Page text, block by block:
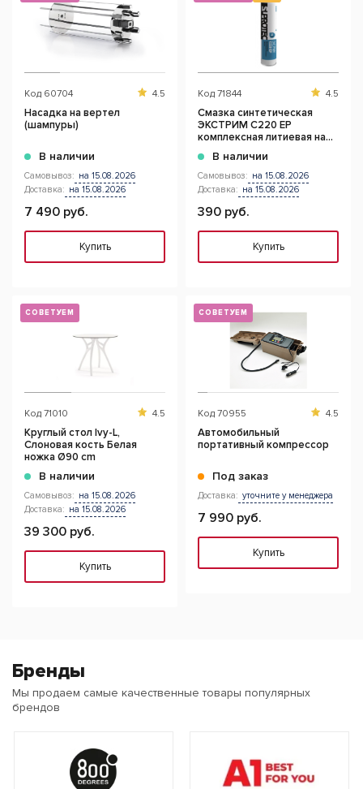
Код 60704 4.5
Насадка на вертел
(шампуры)
В наличии
Самовывоз: на 15.08.2026
Доставка: на 15.08.2026
7 490 руб.
Купить
Код 71844 4.5
Смазка синтетическая
ЭКСТРИМ С220 EP
комплексная литиевая на
В наличии
Самовывоз: на 15.08.2026
Доставка: на 15.08.2026
390 руб.
Купить
СОВЕТУЕМ
Код 71010 4.5
Круглый стол Ivy-L,
Слоновая кость Белая
ножка Ø90 cm
В наличии
Самовывоз: на 15.08.2026
Доставка: на 15.08.2026
39 300 руб.
Купить
СОВЕТУЕМ
Код 70955 4.5
Автомобильный
портативный компрессор
Под заказ
Доставка: уточните у менеджера
7 990 руб.
Купить
Бренды
Мы продаем самые качественные товары популярных
брендов